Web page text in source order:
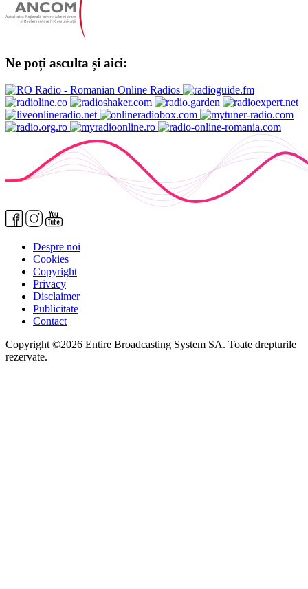
Ne poți asculta și aici:
Despre noi
Cookies
Copyright
Privacy
Disclaimer
Publicitate
Contact
Copyright ©2026 Entire Broadcasting System SA. Toate drepturile
rezervate.